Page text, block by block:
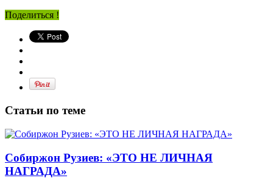
Поделиться !
Статьи по теме
Собиржон Рузиев: «ЭТО НЕ ЛИЧНАЯ
НАГРАДА»